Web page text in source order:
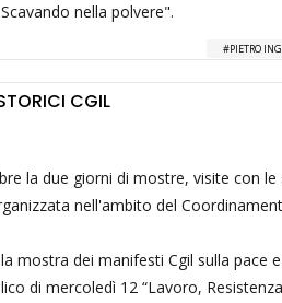
nella polvere".
PIETRO
CGIL
la due giorni di mostre, visite con le
nell'ambito del
mostra dei manifesti Cgil sulla pace
di mercoledì 12 “Lavoro,